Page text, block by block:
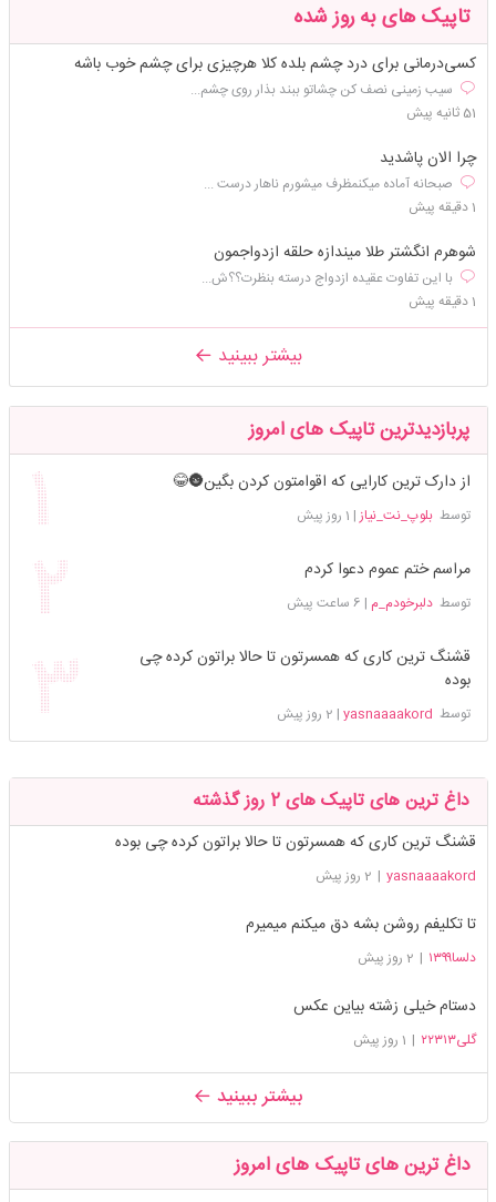
تاپیک های به روز شده
کسی‌درمانی برای درد چشم بلده کلا هرچیزی برای چشم خوب باشه
سیب زمینی نصف کن چشاتو ببند بذار روی چشم...
51 ثانیه پیش
چرا الان پاشدید
صبحانه آماده میکنمظرف میشورم ناهار درست ...
1 دقیقه پیش
شوهرم انگشتر طلا میندازه حلقه ازدواجمون
با این تفاوت عقیده ازدواج درسته بنظرت؟؟ش...
1 دقیقه پیش
بیشتر ببینید
پربازدیدترین تاپیک های امروز
از دارک ترین کارایی که اقوامتون کردن بگین🌚😂
توسطبلوپ_نت_نیاز | 1 روز پیش
مراسم ختم عموم دعوا کردم
توسطدلبرخودم_م | 6 ساعت پیش
قشنگ ترین کاری که همسرتون تا حالا براتون کرده چی
بوده
توسط yasnaaaakord
| 2 روز پیش
داغ ترین های تاپیک های 2 روز گذشته
قشنگ ترین کاری که همسرتون تا حالا براتون کرده چی بوده
yasnaaaakord
| 2 روز پیش
تا تکلیفم روشن بشه دق میکنم میمیرم
دلسا۱۳۹۹ | 2 روز پیش
دستام خیلی زشته بیاین عکس
گلی۲۲۳۱۳ | 1 روز پیش
بیشتر ببینید
داغ ترین های تاپیک های امروز